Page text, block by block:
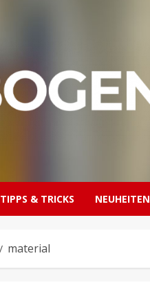
TIPPS & TRICKS NEUHEITEN
material